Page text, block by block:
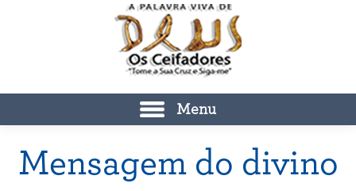
Menu
Mensagem do divino